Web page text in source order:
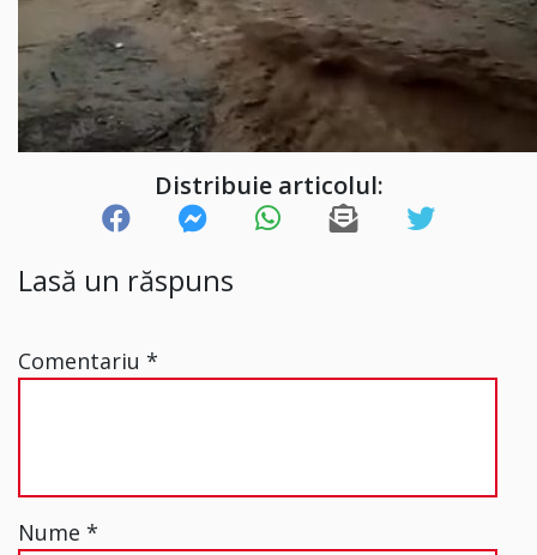
Distribuie articolul:
Lasă un răspuns
Comentariu *
Nume *